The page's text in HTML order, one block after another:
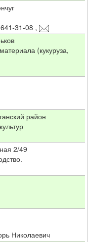
31-08 ,
(кукуруза,
район
2/49
Николаевич